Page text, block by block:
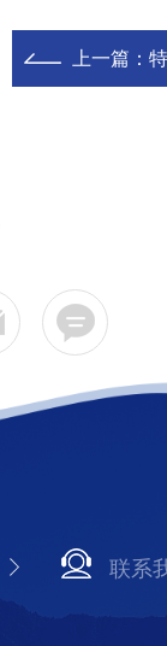
上一篇：
联系